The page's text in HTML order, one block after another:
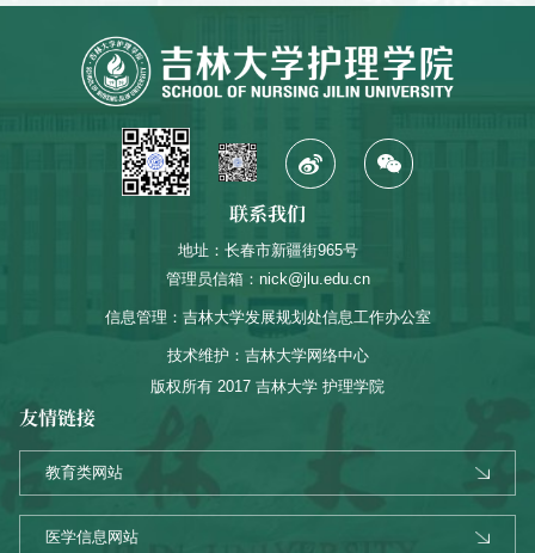
联系我们
地址：长春市新疆街965号
管理员信箱：nick@jlu.edu.cn
信息管理：吉林大学发展规划处信息工作办公室
技术维护：吉林大学网络中心
版权所有 2017 吉林大学 护理学院
友情链接
教育类网站
医学信息网站